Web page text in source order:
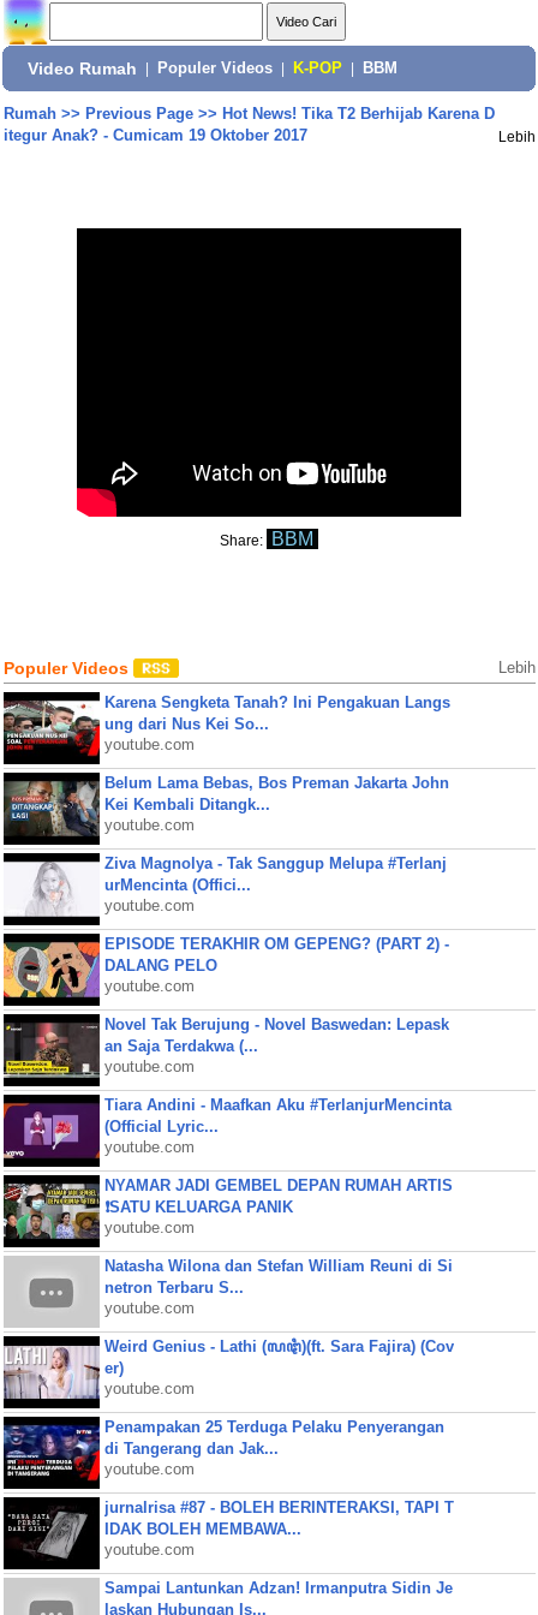
Video Rumah Populer Videos K-POP BBM
Rumah>> Previous Page>> Hot News! Tika T2 Berhijab Karena D
itegur Anak? - Cumicam 19 Oktober 2017
Lebih
Share: BBM
Populer Videos Lebih
Karena Sengketa Tanah? Ini Pengakuan Langs
ung dari Nus Kei So...
youtube.com
Belum Lama Bebas, Bos Preman Jakarta John
Kei Kembali Ditangk...
youtube.com
Ziva Magnolya - Tak Sanggup Melupa #Terlanj
urMencinta (Offici...
youtube.com
EPISODE TERAKHIR OM GEPENG? (PART 2) -
DALANG PELO
youtube.com
Novel Tak Berujung - Novel Baswedan: Lepask
an Saja Terdakwa (...
youtube.com
Tiara Andini - Maafkan Aku #TerlanjurMencinta
(Official Lyric...
youtube.com
NYAMAR JADI GEMBEL DEPAN RUMAH ARTIS
❗SATU KELUARGA PANIK
youtube.com
Natasha Wilona dan Stefan William Reuni di Si
netron Terbaru S...
youtube.com
Weird Genius - Lathi (ꦭꦛꦶ)(ft. Sara Fajira) (Cov
er)
youtube.com
Penampakan 25 Terduga Pelaku Penyerangan
di Tangerang dan Jak...
youtube.com
jurnalrisa #87 - BOLEH BERINTERAKSI, TAPI T
IDAK BOLEH MEMBAWA...
youtube.com
Sampai Lantunkan Adzan! Irmanputra Sidin Je
laskan Hubungan Is...